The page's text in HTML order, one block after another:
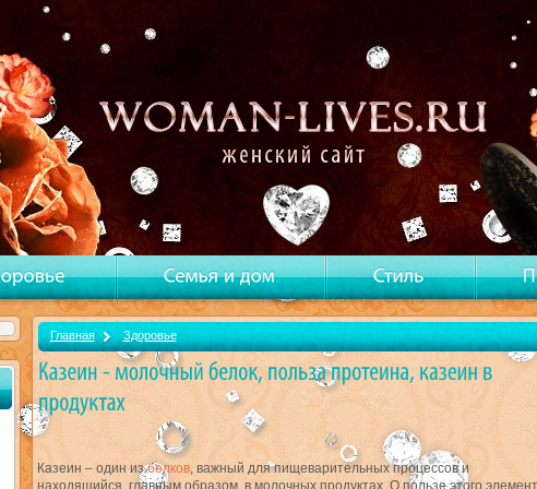
Главная Здоровье
Казеин – один избелков, важный для пищеварительных процессов и
находящийся, главным образом, в молочных продуктах. О пользе этого